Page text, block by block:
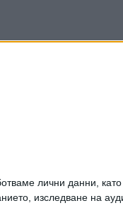
лични данни,
изследване на